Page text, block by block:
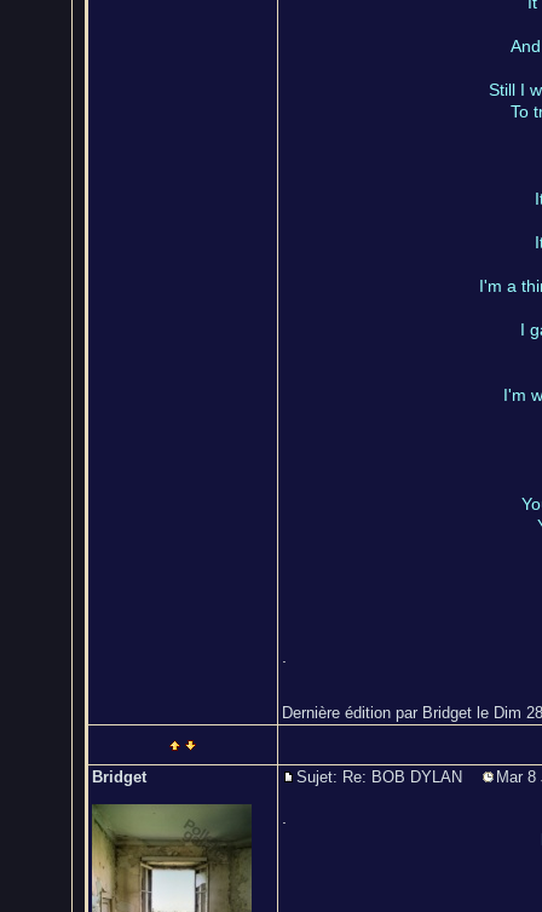
Still I
To
I'm a
I
I'm
Dernière édition par Bridget le Dim
Bridget Sujet: Re: BOB DYLAN Mar 8